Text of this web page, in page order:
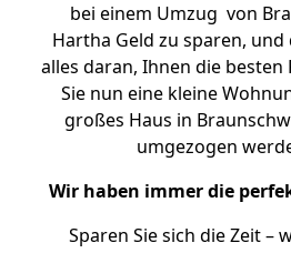
bei einem Umzug von
Hartha Geld zu sparen,
alles daran, Ihnen die besten
Sie nun eine kleine
großes Haus in
umgezogen
Wir haben immer die
Sparen Sie sich die Zeit –